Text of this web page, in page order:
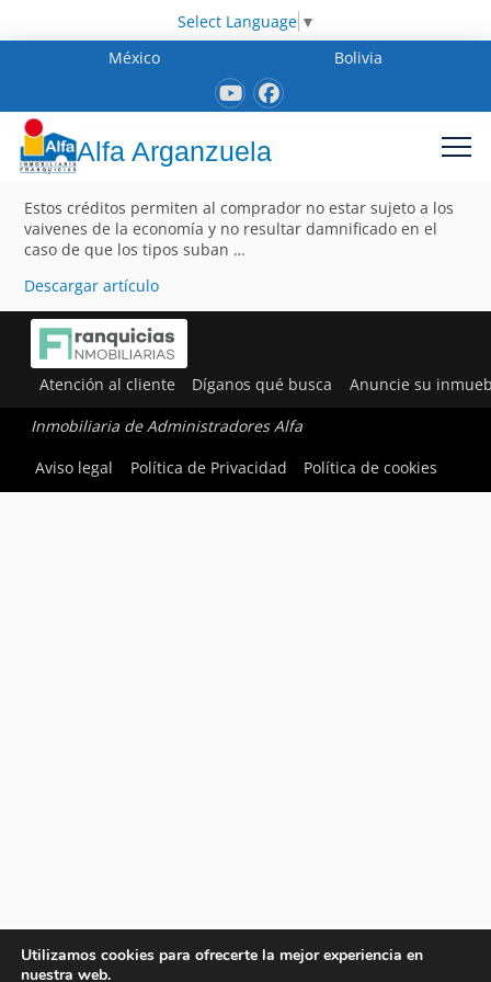
Select Language ▼
México
Bolivia
Alfa Arganzuela
Estos créditos permiten al comprador no estar sujeto a los
vaivenes de la economía y no resultar damnificado en el
caso de que los tipos suban …
Descargar artículo
Atención al cliente Díganos qué busca Anuncie su
Inmobiliaria de Administradores Alfa
Aviso legal
Política de Privacidad Política de cookies
Utilizamos cookies para ofrecerte la mejor experiencia en
nuestra web.